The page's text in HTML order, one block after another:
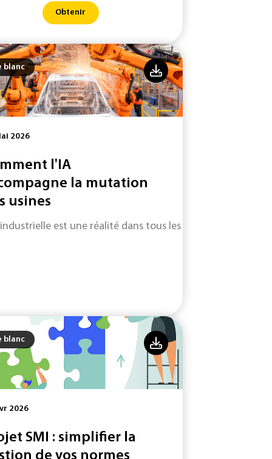
Obtenir
blanc
2026
l'IA
la mutation
usines
industrielle est une réalité dans tous les secteurs d'activité.
blanc
2026
SMI : simplifier la
de vos normes